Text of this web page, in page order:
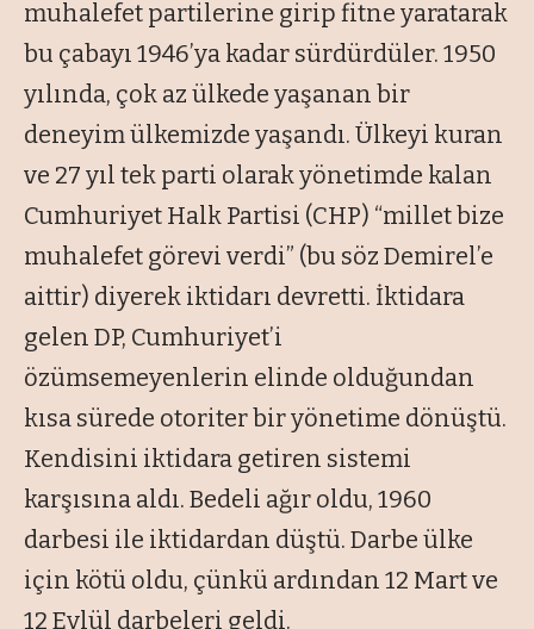
muhalefet partilerine girip fitne yaratarak
bu çabayı 1946’ya kadar sürdürdüler. 1950
yılında, çok az ülkede yaşanan bir
deneyim ülkemizde yaşandı. Ülkeyi kuran
ve 27 yıl tek parti olarak yönetimde kalan
Cumhuriyet Halk Partisi (CHP) “millet bize
muhalefet görevi verdi” (bu söz Demirel’e
aittir) diyerek iktidarı devretti. İktidara
gelen DP, Cumhuriyet’i
özümsemeyenlerin elinde olduğundan
kısa sürede otoriter bir yönetime dönüştü.
Kendisini iktidara getiren sistemi
karşısına aldı. Bedeli ağır oldu, 1960
darbesi ile iktidardan düştü. Darbe ülke
için kötü oldu, çünkü ardından 12 Mart ve
12 Eylül darbeleri geldi.